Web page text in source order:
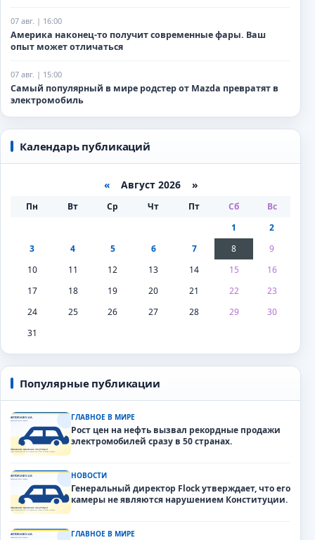
07 авг. | 16:00
Америка наконец-то получит современные фары. Ваш
опыт может отличаться
07 авг. | 15:00
Самый популярный в мире родстер от Mazda превратят в
электромобиль
Календарь публикаций
«Август 2026 »
Пн Вт Ср Чт Пт Сб
Вс
1
2
3
4 5 6 7 8
9
10
11 12 13 14 15
16
17
18 19 20 21 22
23
24
25 26 27 28 29
30
31
Популярные публикации
ГЛАВНОЕ В МИРЕ
Рост цен на нефть вызвал рекордные продажи
электромобилей сразу в 50 странах.
НОВОСТИ
Генеральный директор Flock утверждает, что его
камеры не являются нарушением Конституции.
ГЛАВНОЕ В МИРЕ